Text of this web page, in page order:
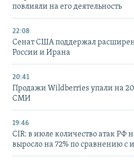
повлияли на его деятельность
22:08
Сенат США поддержал
России и Ирана
20:41
Продажи Wildberries упали на
СМИ
19:46
CIR: в июле количество атак РФ
выросло на 72% по сравнению с